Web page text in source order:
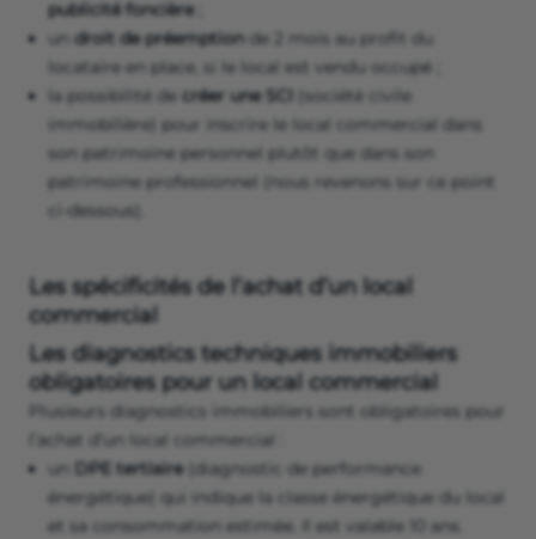
publicité foncière;
un droit de préemption de 2 mois au profit du
locataire en place, si le local est vendu occupé ;
la possibilité de créer une SCI
(société civile
immobilière) pour inscrire le local commercial dans
son patrimoine personnel plutôt que dans son
patrimoine professionnel (nous revenons sur ce point
ci-dessous).
Les spécificités de l’achat d’un local
commercial
Les diagnostics techniques immobiliers
obligatoires pour un local commercial
Plusieurs diagnostics immobiliers sont obligatoires pour
l’achat d’un local commercial :
un
DPE tertiaire(diagnostic de performance
énergétique) qui indique la classe énergétique du local
et sa consommation estimée. Il est valable 10 ans.